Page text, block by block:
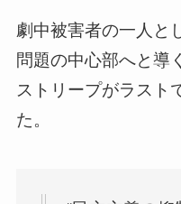
劇中被害者の一人と
問題の中心部へと導
ストリープがラスト
た。